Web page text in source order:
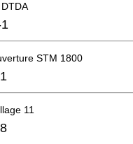
STM 1800
11